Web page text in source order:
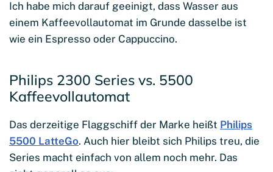
Ich habe mich darauf geeinigt, dass Wasser aus
einem Kaffeevollautomat im Grunde dasselbe ist
wie ein Espresso oder Cappuccino.
Philips 2300 Series vs. 5500
Kaffeevollautomat
Das derzeitige Flaggschiff der Marke heißt Philips
5500 LatteGo. Auch hier bleibt sich Philips treu, die
Series macht einfach von allem noch mehr. Das